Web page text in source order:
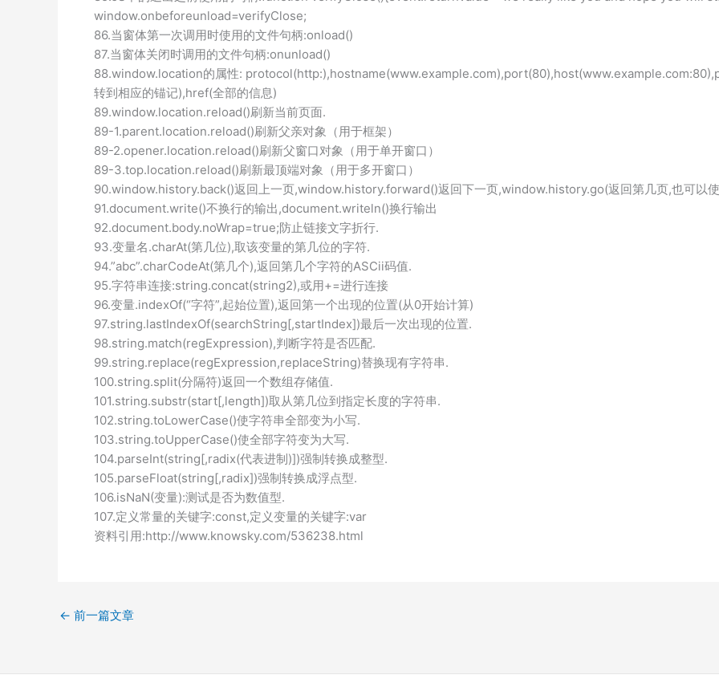
window.onbeforeunload=verifyClose;
86.当窗体第一次调用时使用的文件句柄:onload()
87.当窗体关闭时调用的文件句柄:onunload()
88.window.location的属性:
转到相应的锚记),href(全部的信息)
89.window.location.reload()刷新当前页面.
89-1.parent.location.reload()刷新父亲对象（用于框架）
89-2.opener.location.reload()刷新父窗口对象（用于单开窗口）
89-3.top.location.reload()刷新最顶端对象（用于多开窗口）
90.window.history.back()返回上一页,window.history.forward()返回下一页,window.history.go(返回第几页,也可以
91.document.write()不换行的输出,document.writeln()换行输出
92.document.body.noWrap=true;防止链接文字折行.
93.变量名.charAt(第几位),取该变量的第几位的字符.
94.”abc”.charCodeAt(第几个),返回第几个字符的ASCii码值.
95.字符串连接:string.concat(string2),或用+=进行连接
96.变量.indexOf(“字符”,起始位置),返回第一个出现的位置(从0开始计算)
97.string.lastIndexOf(searchString[,startIndex])最后一次出现的位置.
98.string.match(regExpression),判断字符是否匹配.
99.string.replace(regExpression,replaceString)替换现有字符串.
100.string.split(分隔符)返回一个数组存储值.
101.string.substr(start[,length])取从第几位到指定长度的字符串.
102.string.toLowerCase()使字符串全部变为小写.
103.string.toUpperCase()使全部字符变为大写.
104.parseInt(string[,radix(代表进制)])强制转换成整型.
105.parseFloat(string[,radix])强制转换成浮点型.
106.isNaN(变量):测试是否为数值型.
107.定义常量的关键字:const,定义变量的关键字:var
资料引用:http://www.knowsky.com/536238.html
← 前一篇文章